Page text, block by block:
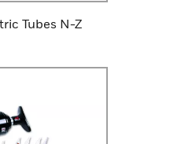
Tubes N-Z